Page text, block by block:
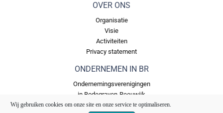
Wij gebruiken cookies om onze site en onze service te optimaliseren.
OVER ONS
Organisatie
Visie
Activiteiten
Privacy statement
ONDERNEMEN IN BR
Ondernemingsverenigingen
in Bodegraven-Reeuwijk
Bedrijventerreinen in